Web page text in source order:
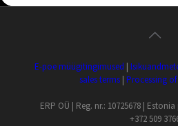
E-poe müügitingimused |
sales terms| Processing
ERP OÜ | Reg. nr.: 10725678 |
+372 509